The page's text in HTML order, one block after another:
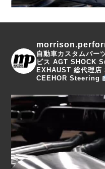
自動車カスタムパー
ビス AGT SHOCK
EXHAUST 総代理店
CEEHOR Steering